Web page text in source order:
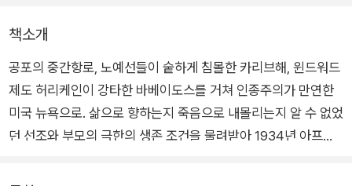
책소개
공포의 중간항로, 노예선들이 숱하게 침몰한 카리브해, 윈드워드
제도 허리케인이 강타한 바베이도스를 거쳐 인종주의가 만연한
미국 뉴욕으로. 삶으로 향하는지 죽음으로 내몰리는지 알 수 없었
던 선조와 부모의 극한의 생존 조건을 물려받아 1934년 아프리